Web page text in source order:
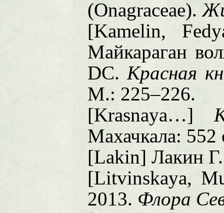
(Onagraceae).
[Kamelin,
Майкараган
DC.Красная
М.: 225–226.
[Krasnaya…]
Махачкала: 552
[Lakin] Лакин
[Litvinskaya,
2013. Флора